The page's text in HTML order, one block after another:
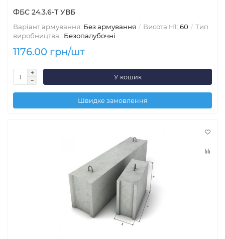
ФБС 24.3.6-Т УВБ
Варіант армування: Без армування Висота H1: 60
Тип
виробництва : Безопалубочні
1176.00 грн/шт
У кошик
Швидке замовлення